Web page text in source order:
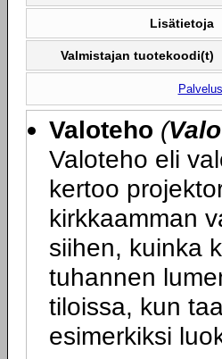
Lisätietoja
Valmistajan tuotekoodi(t)
Valoteho (
Valoteho eli
kertoo
kirkkaamman
siihen, kuinka
tuhannen
tiloissa, kun
esimerkiksi